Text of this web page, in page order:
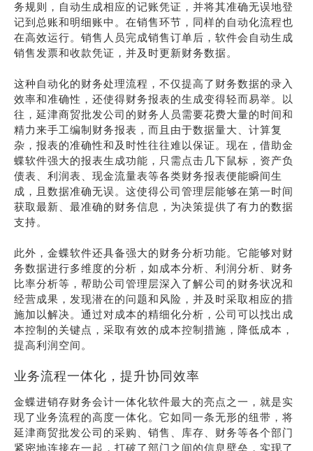
务规则，自动生成相应的记账凭证，并将其准确无误地登
记到总账和明细账中。在销售环节，同样的自动化流程也
在高效运行。销售人员完成销售订单后，软件会自动生成
销售发票和收款凭证，并及时更新财务数据。
这种自动化的财务处理流程，不仅提高了财务数据的录入
效率和准确性，还使得财务报表的生成变得轻而易举。以
往，延津商贸批发公司的财务人员需要花费大量的时间和
精力来手工编制财务报表，而且由于数据量大、计算复
杂，报表的准确性和及时性往往难以保证。现在，借助金
蝶软件强大的报表生成功能，只需点击几下鼠标，资产负
债表、利润表、现金流量表等各类财务报表便能瞬间生
成，且数据准确无误。这使得公司管理层能够在第一时间
获取最新、最准确的财务信息，为决策提供了有力的数据
支持。
此外，金蝶软件还具备强大的财务分析功能。它能够对财
务数据进行多维度的分析，如成本分析、利润分析、财务
比率分析等，帮助公司管理层深入了解公司的财务状况和
经营成果，发现潜在的问题和风险，并及时采取相应的措
施加以解决。通过对成本的精细化分析，公司可以找出成
本控制的关键点，采取有效的成本控制措施，降低成本，
提高利润空间。
业务流程一体化，提升协同效率
金蝶进销存财务会计一体化软件最大的亮点之一，就是实
现了业务流程的高度一体化。它如同一条无形的纽带，将
延津商贸批发公司的采购、销售、库存、财务等各个部门
紧密地连接在一起，打破了部门之间的信息壁垒，实现了